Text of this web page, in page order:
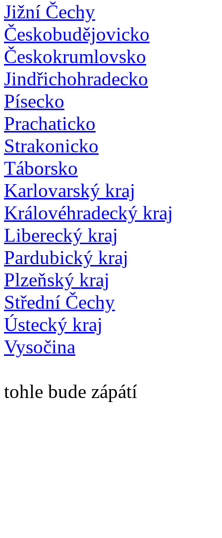
Jižní Čechy
Českobudějovicko
Českokrumlovsko
Jindřichohradecko
Písecko
Prachaticko
Strakonicko
Táborsko
Karlovarský kraj
Královéhradecký kraj
Liberecký kraj
Pardubický kraj
Plzeňský kraj
Střední Čechy
Ústecký kraj
Vysočina
tohle bude zápátí